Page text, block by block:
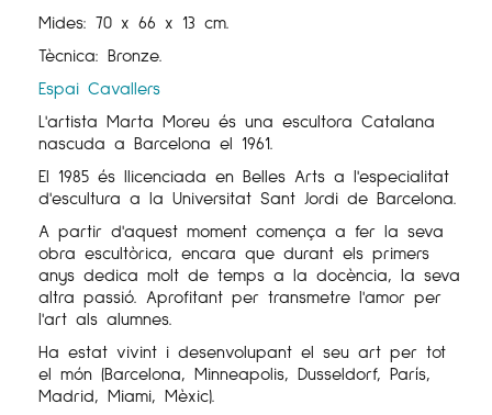
Mides: 70 x 66 x 13 cm.
Tècnica: Bronze.
Espai Cavallers
L'artista Marta Moreu és una escultora Catalana
nascuda a Barcelona el 1961.
El 1985 és llicenciada en Belles Arts a l'especialitat
d'escultura a la Universitat Sant Jordi de Barcelona.
A partir d'aquest moment comença a fer la seva
obra escultòrica, encara que durant els primers
anys dedica molt de temps a la docència, la seva
altra passió. Aprofitant per transmetre l'amor per
l'art als alumnes.
Ha estat vivint i desenvolupant el seu art per tot
el món (Barcelona, ​​Minneapolis, Dusseldorf, París,
Madrid, Miami, Mèxic).